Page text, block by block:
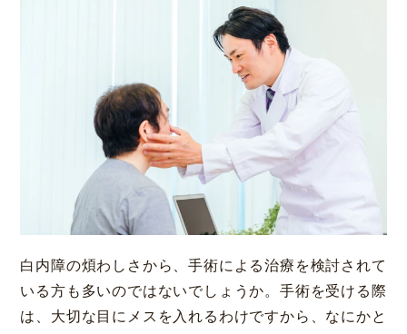
診療内容
名古屋市中区錦
詳細
大阪 梅田本院
大阪市北区梅田
詳細 Web予約
福岡 天神
福岡市中央区天神
詳細 Web予約
白内障の煩わしさから、手術による治療を検討されて
いる方も多いのではないでしょうか。手術を受ける際
は、大切な目にメスを入れるわけですから、なにかと